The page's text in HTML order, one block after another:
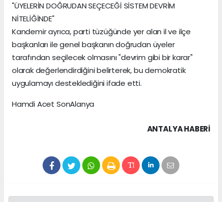
"ÜYELERİN DOĞRUDAN SEÇECEĞİ SİSTEM DEVRİM
NİTELİĞİNDE"
Kandemir ayrıca, parti tüzüğünde yer alan il ve ilçe
başkanları ile genel başkanın doğrudan üyeler
tarafından seçilecek olmasını "devrim gibi bir karar"
olarak değerlendirdiğini belirterek, bu demokratik
uygulamayı desteklediğini ifade etti.
Hamdi Acet SonAlanya
ANTALYA HABERİ